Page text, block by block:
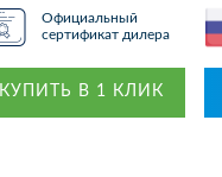
Официальный
сертификат дилера
КУПИТЬ В 1 КЛИК